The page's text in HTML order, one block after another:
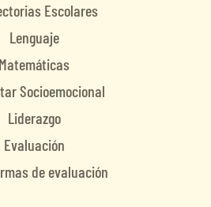
Escolares
Lenguaje
Matemáticas
Socioemocional
Liderazgo
Evaluación
de evaluación